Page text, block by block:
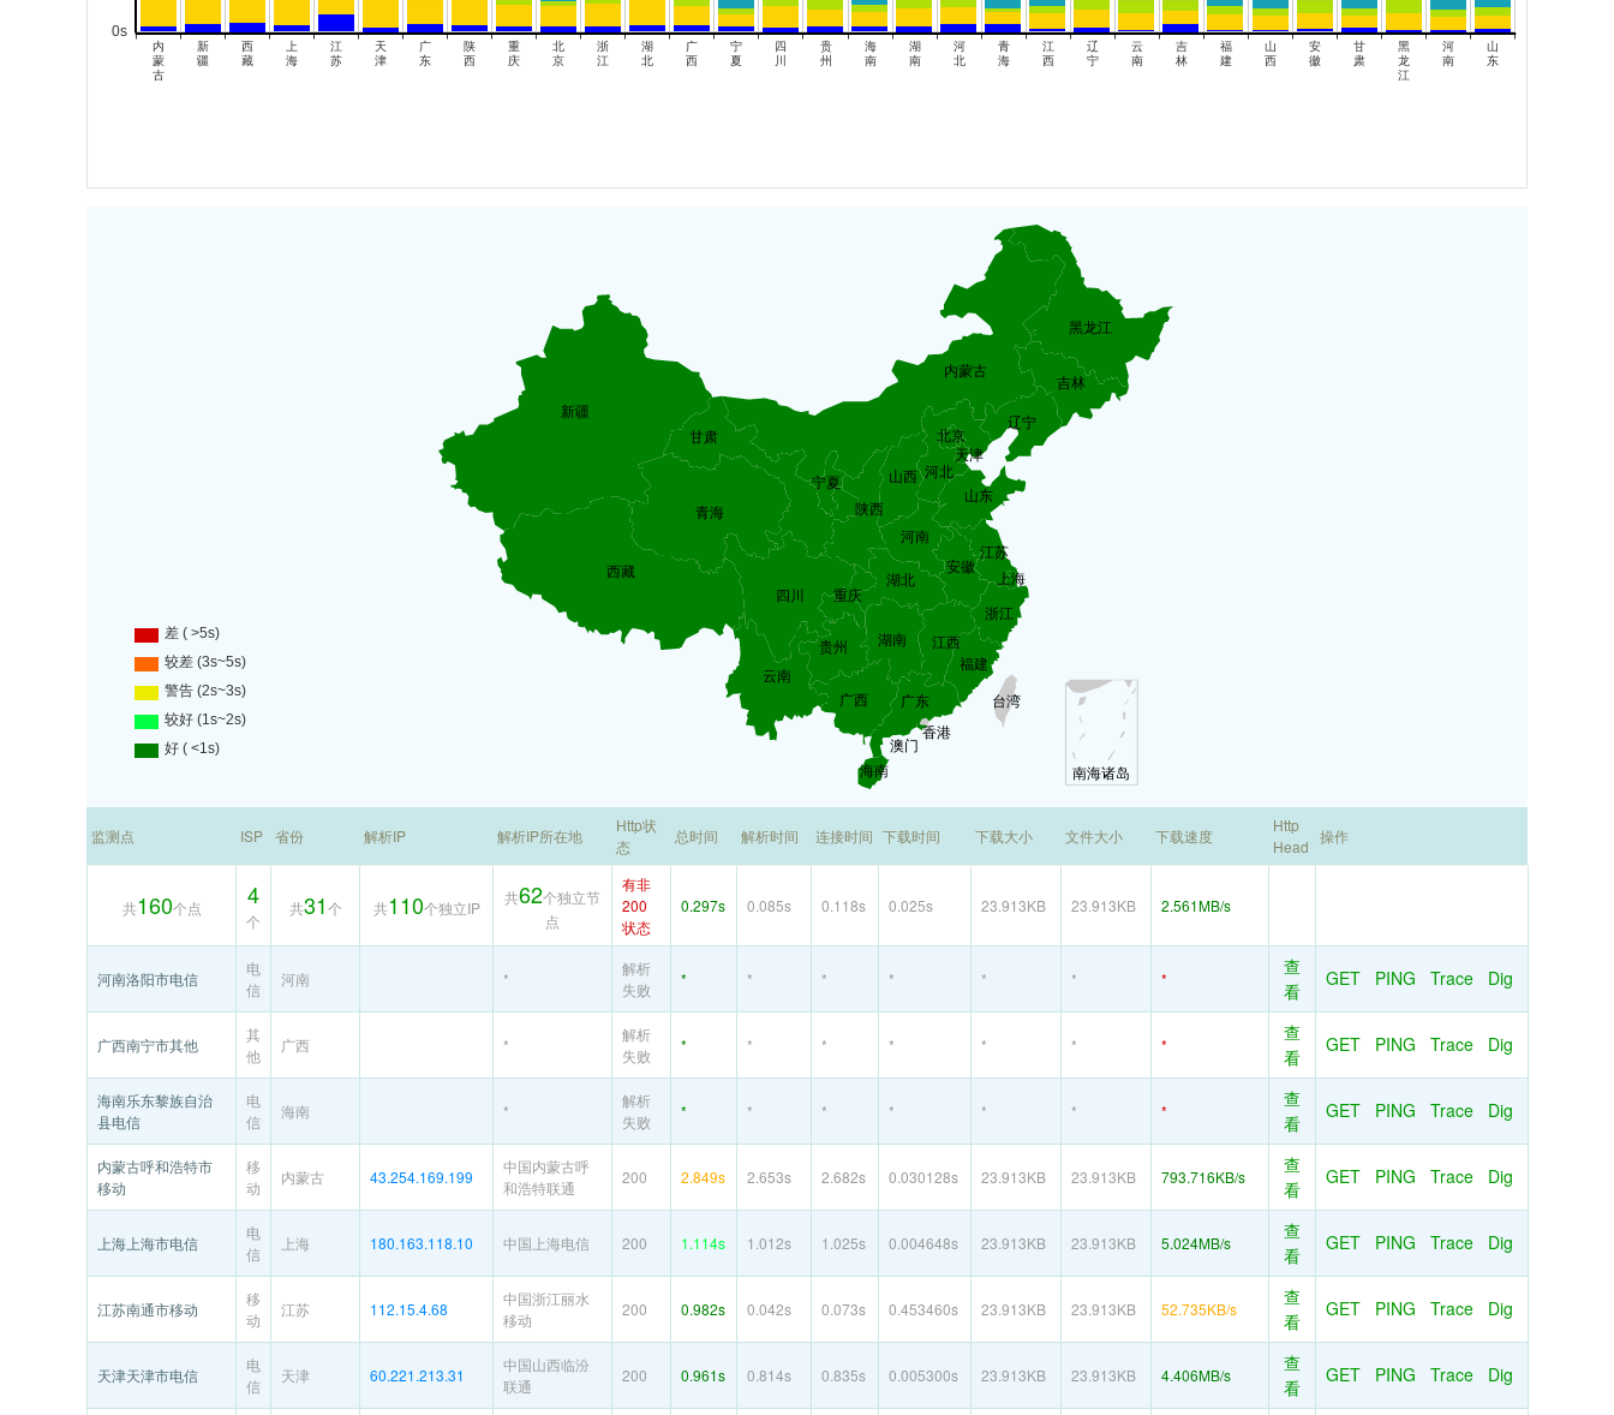
监测点 ISP 省份 解析IP 解析IP所在地
Http状
态
总时间 解析时间 连接时间 下载时间 下载大小 文件大小 下载速度
Http
Head
操作
共160个点 4
个
共31个 共110个独立IP
共62个独立节
点
有非
200
状态
0.297s 0.085s 0.118s 0.025s 23.913KB 23.913KB 2.561MB/s
河南洛阳市电信
电
信
河南 *
解析
失败
* * * * * * *
查
看
GET PING Trace Dig
广西南宁市其他
其
他
广西 *
解析
失败
* * * * * * *
查
看
GET PING Trace Dig
海南乐东黎族自治
县电信
电
信
海南 *
解析
失败
* * * * * * *
查
看
GET PING Trace Dig
内蒙古呼和浩特市
移动
移
动
内蒙古 43.254.169.199
中国内蒙古呼
和浩特联通
200 2.849s 2.653s 2.682s 0.030128s 23.913KB 23.913KB 793.716KB/s
查
看
GET PING Trace Dig
上海上海市电信
电
信
上海 180.163.118.10 中国上海电信 200 1.114s 1.012s 1.025s 0.004648s 23.913KB 23.913KB 5.024MB/s
查
看
GET PING Trace Dig
江苏南通市移动
移
动
江苏 112.15.4.68
中国浙江丽水
移动
200 0.982s 0.042s 0.073s 0.453460s 23.913KB 23.913KB 52.735KB/s
查
看
GET PING Trace Dig
天津天津市电信
电
信
天津 60.221.213.31
中国山西临汾
联通
200 0.961s 0.814s 0.835s 0.005300s 23.913KB 23.913KB 4.406MB/s
查
看
GET PING Trace Dig